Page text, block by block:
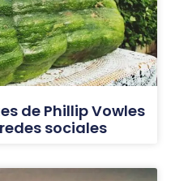
de Phillip Vowles
sociales